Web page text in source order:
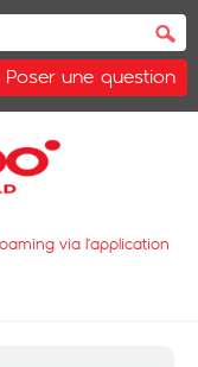
Poser une question
via l’application